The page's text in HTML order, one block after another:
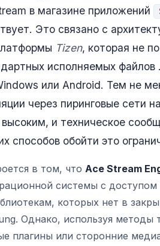
в магазине приложений
Это связано с
Tizen, которая не
исполняемых файлов
или Android. Тем не
через пиринговые сети
высоким, и техническое
способов обойти это
в том, что Ace Stream
системы с доступом
которых нет в
Однако, используя методы
плагины или сторонние